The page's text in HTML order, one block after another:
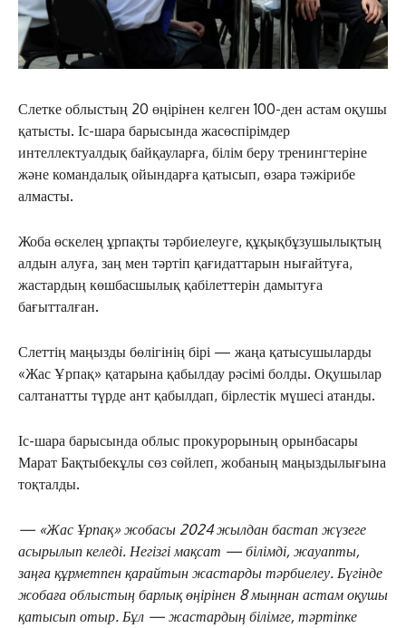
Слетке облыстың 20 өңірінен келген 100-ден астам оқушы
қатысты. Іс-шара барысында жасөспірімдер
интеллектуалдық байқауларға, білім беру тренингтеріне
және командалық ойындарға қатысып, өзара тәжірибе
алмасты.
Жоба өскелең ұрпақты тәрбиелеуге, құқықбұзушылықтың
алдын алуға, заң мен тәртіп қағидаттарын нығайтуға,
жастардың көшбасшылық қабілеттерін дамытуға
бағытталған.
Слеттің маңызды бөлігінің бірі — жаңа қатысушыларды
«Жас Ұрпақ» қатарына қабылдау рәсімі болды. Оқушылар
салтанатты түрде ант қабылдап, бірлестік мүшесі атанды.
Іс-шара барысында облыс прокурорының орынбасары
Марат Бақтыбекұлы сөз сөйлеп, жобаның маңыздылығына
тоқталды.
— «Жас Ұрпақ» жобасы 2024 жылдан бастап жүзеге
асырылып келеді. Негізгі мақсат — білімді, жауапты,
заңға құрметпен қарайтын жастарды тәрбиелеу. Бүгінде
жобаға облыстың барлық өңірінен 8 мыңнан астам оқушы
қатысып отыр. Бұл — жастардың білімге, тәртіпке